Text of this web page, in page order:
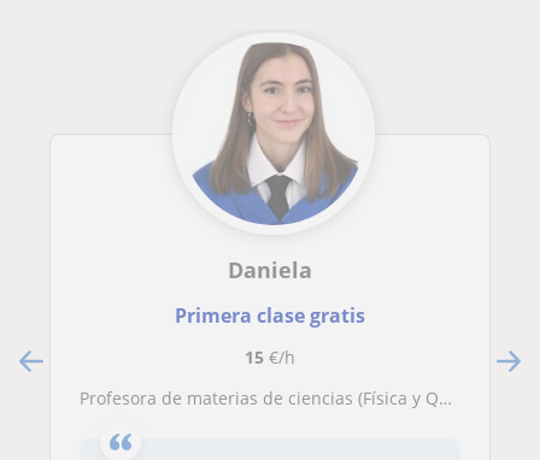
Daniela
Primera clase gratis
15€/h
Profesora de materias de ciencias (Física y Química, Biología, Matemáticas, Inglés)